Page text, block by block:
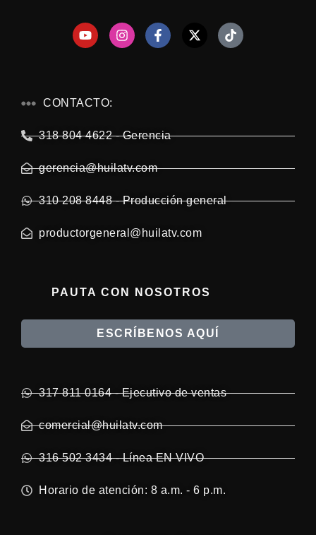
CONTACTO:
318 804 4622 - Gerencia
gerencia@huilatv.com
310 208 8448 - Producción general
productorgeneral@huilatv.com
PAUTA CON NOSOTROS
ESCRÍBENOS AQUÍ
317 811 0164 - Ejecutivo de ventas
comercial@huilatv.com
316 502 3434 - Línea EN VIVO
Horario de atención: 8 a.m. - 6 p.m.